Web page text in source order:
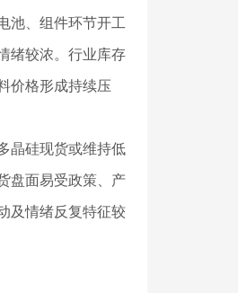
池、组件环节开工
绪较浓。行业库存
价格形成持续压
晶硅现货或维持低
盘面易受政策、产
及情绪反复特征较